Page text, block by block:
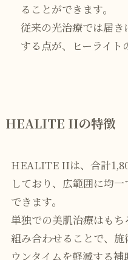
ることができます。
従来の光治療では届
する点が、ヒーライト
HEALITE IIの特徴
HEALITE IIは、合計
しており、広範囲に均
できます。
単独での美肌治療はも
組み合わせることで、
ウンタイムを軽減する補